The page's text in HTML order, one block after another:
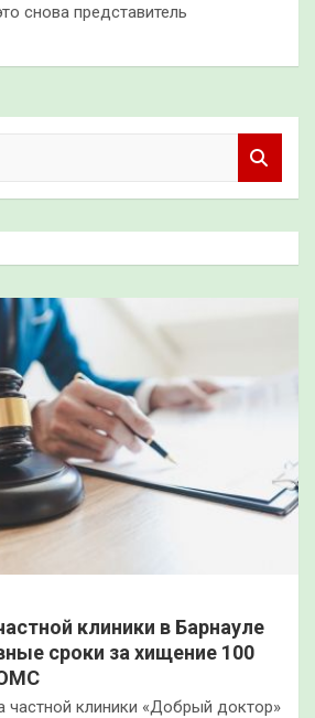
снова представитель
клиники в Барнауле
сроки за хищение 100
частной клиники «Добрый доктор»